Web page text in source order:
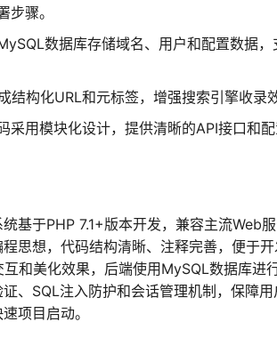
步骤。
数据库存储域名、用户和配置数据
结构化URL和元标签，增强搜索引擎收录
采用模块化设计，提供清晰的API接口和
基于PHP 7.1+版本开发，兼容主流Web
思想，代码结构清晰、注释完善，便于
和美化效果，后端使用MySQL数据库进
、SQL注入防护和会话管理机制，保障
项目启动。